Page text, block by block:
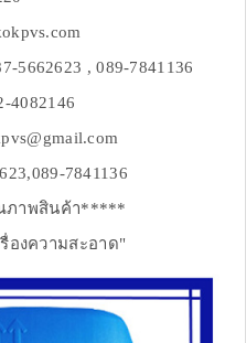
5662623 , 089-7841136
4082146
7841136
ภาพสินค้า*****
องความสะอาด"